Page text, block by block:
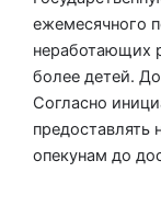
ежемесячного
неработающих
более детей.
Согласно
опекунам до